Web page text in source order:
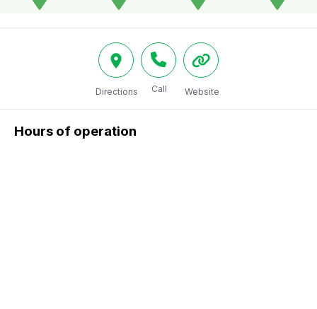
Directions Call Website
Hours of operation